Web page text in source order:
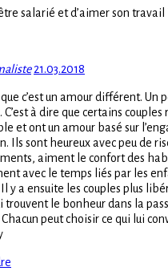
salarié et d’aimer son travail
21.03.2018
c’est un amour différent. Un
C’est à dire que certains couples
et ont un amour basé sur
Ils sont heureux avec peu de
aiment le confort des
avec le temps liés par les
y a ensuite les couples plus
trouvent le bonheur dans la
peut choisir ce qui lui